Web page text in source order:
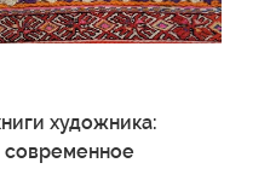
художника:
современное